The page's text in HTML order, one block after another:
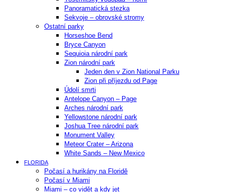
Panoramatická stezka
Sekvoje – obrovské stromy
Ostatní parky
Horseshoe Bend
Bryce Canyon
Sequioia národní park
Zion národní park
Jeden den v Zion National Parku
Zion při příjezdu od Page
Údolí smrti
Antelope Canyon – Page
Arches národní park
Yellowstone národní park
Joshua Tree národní park
Monument Valley
Meteor Crater – Arizona
White Sands – New Mexico
FLORIDA
Počasí a hurikány na Floridě
Počasí v Miami
Miami – co vidět a kdy jet